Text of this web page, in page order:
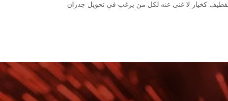
كخيار لا غنى عنه لكل من يرغب في تحويل جدران